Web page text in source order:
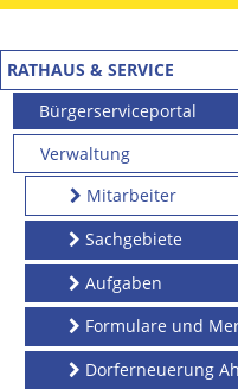
RATHAUS & SERVICE
Bürgerserviceportal
Verwaltung
Mitarbeiter
Sachgebiete
Aufgaben
Formulare und
Dorferneuerung